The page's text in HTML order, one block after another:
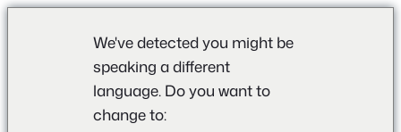
We've detected you might be
speaking a different
language. Do you want to
change to: